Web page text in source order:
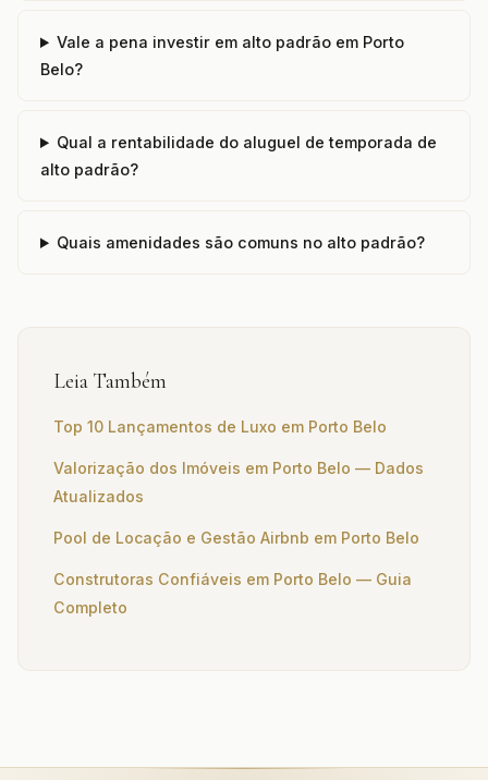
Vale a pena investir em alto padrão em Porto
Belo?
Qual a rentabilidade do aluguel de temporada de
alto padrão?
Quais amenidades são comuns no alto padrão?
Leia Também
Top 10 Lançamentos de Luxo em Porto Belo
Valorização dos Imóveis em Porto Belo — Dados
Atualizados
Pool de Locação e Gestão Airbnb em Porto Belo
Construtoras Confiáveis em Porto Belo — Guia
Completo